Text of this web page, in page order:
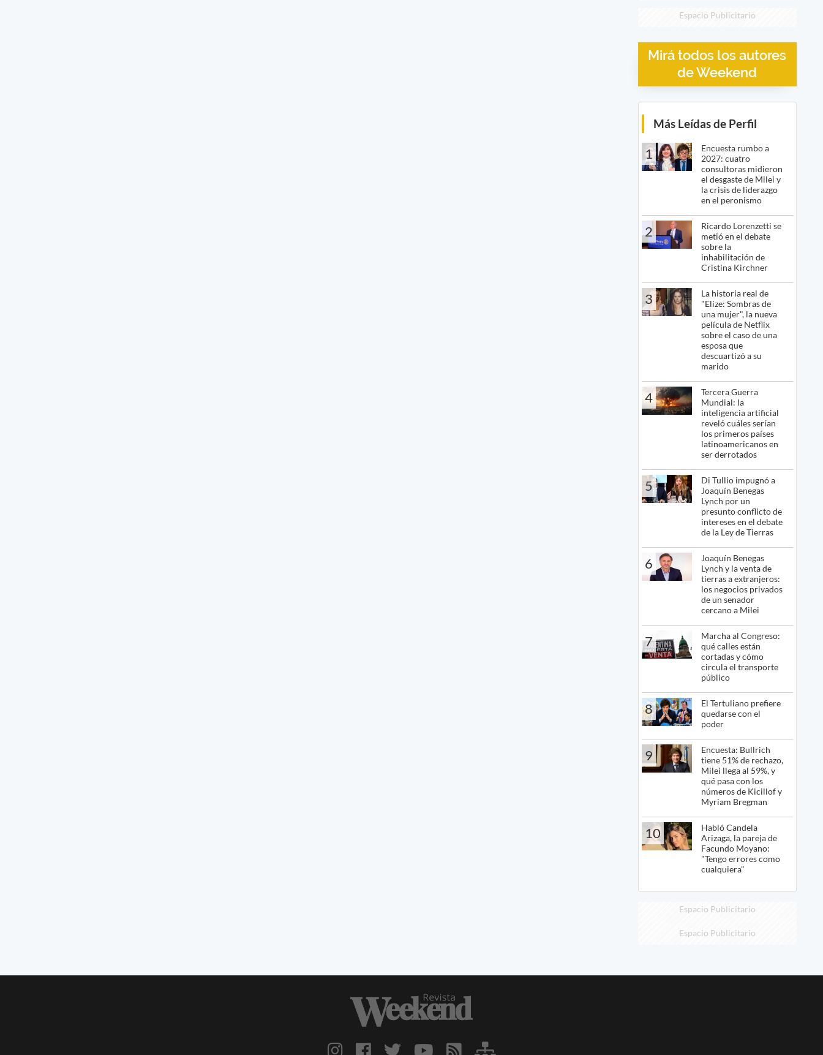
Espacio Publicitario
Mirá todos los autores
de Weekend
Más Leídas de Perfil
1
Encuesta rumbo a
2027: cuatro
consultoras midieron
el desgaste de Milei y
la crisis de liderazgo
en el peronismo
2
Ricardo Lorenzetti se
metió en el debate
sobre la
inhabilitación de
Cristina Kirchner
3
La historia real de
"Elize: Sombras de
una mujer", la nueva
película de Netflix
sobre el caso de una
esposa que
descuartizó a su
marido
4
Tercera Guerra
Mundial: la
inteligencia artificial
reveló cuáles serían
los primeros países
latinoamericanos en
ser derrotados
5
Di Tullio impugnó a
Joaquín Benegas
Lynch por un
presunto conflicto de
intereses en el debate
de la Ley de Tierras
6
Joaquín Benegas
Lynch y la venta de
tierras a extranjeros:
los negocios privados
de un senador
cercano a Milei
7
Marcha al Congreso:
qué calles están
cortadas y cómo
circula el transporte
público
8
El Tertuliano prefiere
quedarse con el
poder
9
Encuesta: Bullrich
tiene 51% de rechazo,
Milei llega al 59%, y
qué pasa con los
números de Kicillof y
Myriam Bregman
10
Habló Candela
Arizaga, la pareja de
Facundo Moyano:
"Tengo errores como
cualquiera"
Espacio Publicitario
Espacio Publicitario